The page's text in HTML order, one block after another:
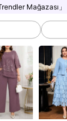
Takipçiler
Mağazası」